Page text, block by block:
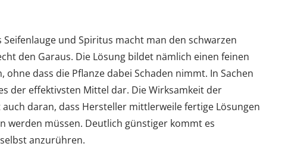
und Spiritus macht man den schwarzen
den Garaus. Die Lösung bildet nämlich einen feinen
ohne dass die Pflanze dabei Schaden nimmt. In Sachen
der effektivsten Mittel dar. Die Wirksamkeit der
daran, dass Hersteller mittlerweile fertige Lösungen
werden müssen. Deutlich günstiger kommt es
anzurühren.